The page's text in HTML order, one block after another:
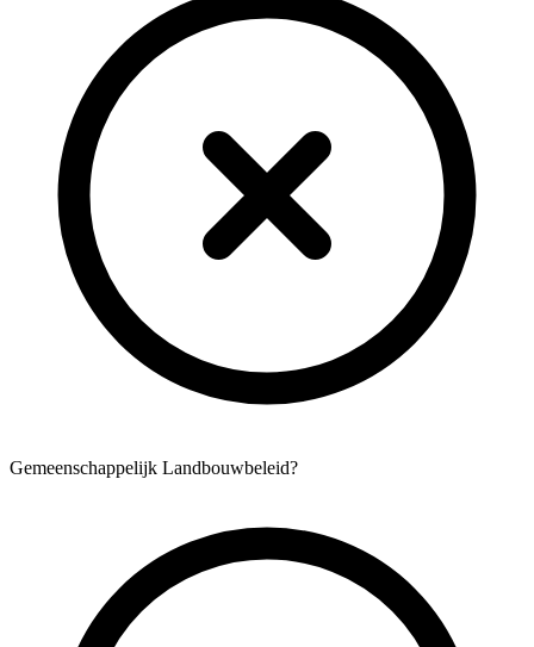
Gemeenschappelijk Landbouwbeleid?